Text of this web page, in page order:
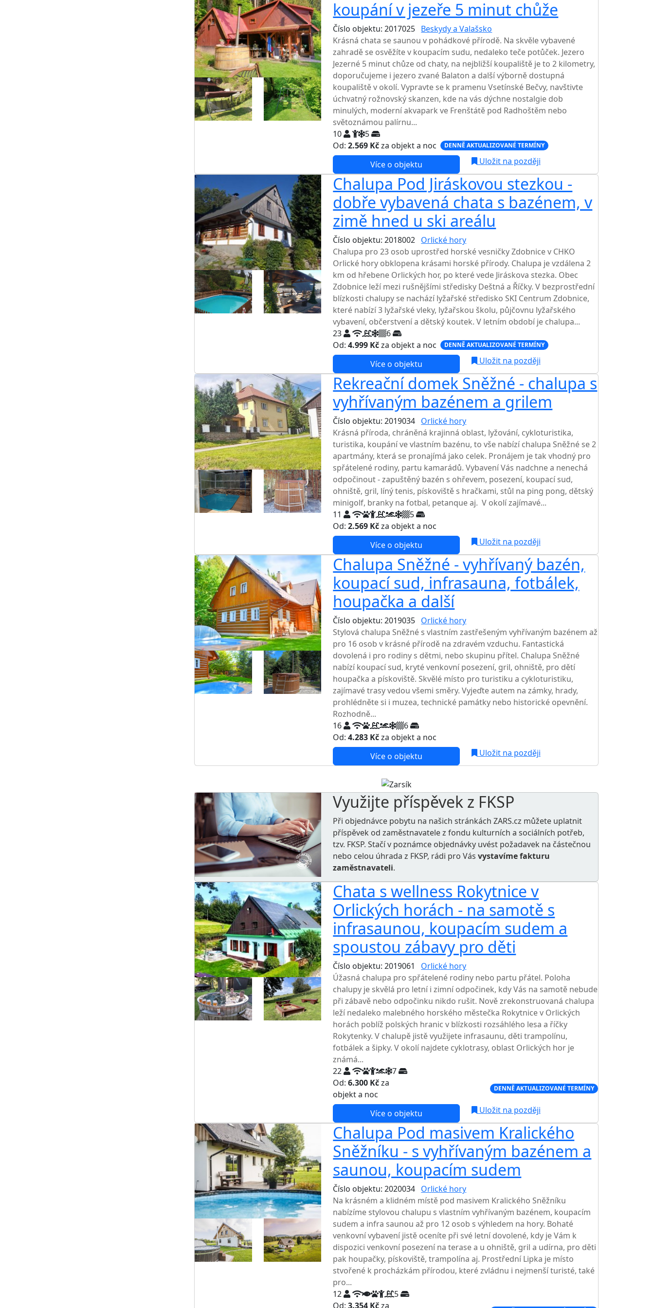
koupání v jezeře 5 minut chůže
Číslo objektu: 2017025 Beskydy a Valašsko
Krásná chata se saunou v pohádkové přírodě. Na skvěle vybavené
zahradě se osvěžíte v koupacím sudu, nedaleko teče potůček. Jezero
Jezerné 5 minut chůze od chaty, na nejbližší koupaliště je to 2 kilometry,
doporučujeme i jezero zvané Balaton a další výborně dostupná
koupaliště v okolí. Vypravte se k pramenu Vsetínské Bečvy, navštivte
úchvatný rožnovský skanzen, kde na vás dýchne nostalgie dob
minulých, moderní akvapark ve Frenštátě pod Radhoštěm nebo
světoznámou palírnu...
10
5
Od:2.569 Kčza objekt a noc DENNĚ AKTUALIZOVANÉ TERMÍNY
Více o objektu Uložit na později
Chalupa Pod Jiráskovou stezkou -
dobře vybavená chata s bazénem, v
zimě hned u ski areálu
Číslo objektu: 2018002 Orlické hory
Chalupa pro 23 osob uprostřed horské vesničky Zdobnice v CHKO
Orlické hory obklopena krásami horské přírody. Chalupa je vzdálena 2
km od hřebene Orlických hor, po které vede Jiráskova stezka. Obec
Zdobnice leží mezi rušnějšími středisky Deštná a Říčky. V bezprostřední
blízkosti chalupy se nachází lyžařské středisko SKI Centrum Zdobnice,
které nabízí 3 lyžařské vleky, lyžařskou školu, půjčovnu lyžařského
vybavení, občerstvení a dětský koutek. V letním období je chalupa...
23
6
Od:4.999 Kčza objekt a noc DENNĚ AKTUALIZOVANÉ TERMÍNY
Více o objektu Uložit na později
Rekreační domek Sněžné - chalupa s
vyhřívaným bazénem a grilem
Číslo objektu: 2019034 Orlické hory
Krásná příroda, chráněná krajinná oblast, lyžování, cykloturistika,
turistika, koupání ve vlastním bazénu, to vše nabízí chalupa Sněžné se 2
apartmány, která se pronajímá jako celek. Pronájem je tak vhodný pro
spřátelené rodiny, partu kamarádů. Vybavení Vás nadchne a nenechá
odpočinout - zapuštěný bazén s ohřevem, posezení, koupací sud,
ohniště, gril, líný tenis, pískoviště s hračkami, stůl na ping pong, dětský
minigolf, branky na fotbal, petanque aj. V okolí zajímavé...
11
5
Od:2.569 Kčza objekt a noc
Více o objektu
Uložit na později
Chalupa Sněžné - vyhřívaný bazén,
koupací sud, infrasauna, fotbálek,
houpačka a další
Číslo objektu: 2019035 Orlické hory
Stylová chalupa Sněžné s vlastním zastřešeným vyhřívaným bazénem až
pro 16 osob v krásné přírodě na zdravém vzduchu. Fantastická
dovolená i pro rodiny s dětmi, nebo skupinu přítel. Chalupa Sněžné
nabízí koupací sud, kryté venkovní posezení, gril, ohniště, pro dětí
houpačka a pískoviště. Skvělé místo pro turistiku a cykloturistiku,
zajímavé trasy vedou všemi směry. Vyjeďte autem na zámky, hrady,
prohlédněte si i muzea, technické památky nebo historické opevnění.
Rozhodně...
16
6
Od:4.283 Kčza objekt a noc
Více o objektu
Uložit na později
Využijte příspěvek z FKSP
Při objednávce pobytu na našich stránkách ZARS.cz můžete uplatnit
příspěvek od zaměstnavatele zfondu kulturních a sociálních potřeb,
tzv. FKSP. Stačí v poznámce objednávky uvést požadavek na částečnou
nebo celou úhrada z FKSP, rádi pro Vásvystavíme fakturu
zaměstnavateli.
Chata s wellness Rokytnice v
Orlických horách - na samotě s
infrasaunou, koupacím sudem a
spoustou zábavy pro děti
Číslo objektu: 2019061 Orlické hory
Úžasná chalupa pro spřátelené rodiny nebo partu přátel. Poloha
chalupy je skvělá pro letní i zimní odpočinek, kdy Vás na samotě nebude
při zábavě nebo odpočinku nikdo rušit. Nově zrekonstruovaná chalupa
leží nedaleko malebného horského městečka Rokytnice v Orlických
horách poblíž polských hranic v blízkosti rozsáhlého lesa a říčky
Rokytenky. V chalupě jistě využijete infrasaunu, děti trampolínu,
fotbálek a šipky. V okolí najdete cyklotrasy, oblast Orlických hor je
známá...
22
7
Od:6.300 Kčza
objekt a noc
DENNĚ AKTUALIZOVANÉ TERMÍNY
Více o objektu Uložit na později
Chalupa Pod masivem Kralického
Sněžníku - s vyhřívaným bazénem a
saunou, koupacím sudem
Číslo objektu: 2020034 Orlické hory
Na krásném a klidném místě pod masivem Kralického Sněžníku
nabízíme stylovou chalupu s vlastním vyhřívaným bazénem, koupacím
sudem a infra saunou až pro 12 osob s výhledem na hory. Bohaté
venkovní vybavení jistě oceníte při své letní dovolené, kdy je Vám k
dispozici venkovní posezení na terase a u ohniště, gril a udírna, pro děti
pak houpačky, pískoviště, trampolína aj. Prostřední Lipka je místo
stvořené k procházkám přírodou, které zvládnu i nejmenší turisté, také
pro...
12
5
Od:3.354 Kčza